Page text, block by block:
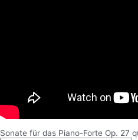
Sonate für das Piano-Forte Op. 27